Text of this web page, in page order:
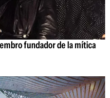
fundador de la mítica